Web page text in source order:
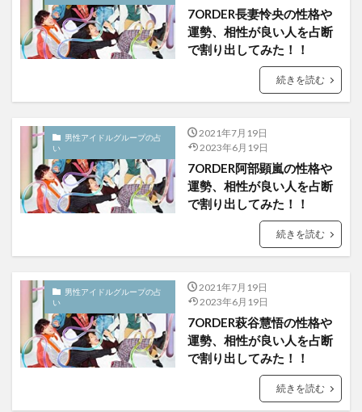
7ORDER長妻怜央の性格や
運勢、相性が良い人を占断
で割り出してみた！！
続きを読む
男性アイドルグループの占
い
2021年7月19日
2023年6月19日
7ORDER阿部顕嵐の性格や
運勢、相性が良い人を占断
で割り出してみた！！
続きを読む
男性アイドルグループの占
い
2021年7月19日
2023年6月19日
7ORDER萩谷慧悟の性格や
運勢、相性が良い人を占断
で割り出してみた！！
続きを読む